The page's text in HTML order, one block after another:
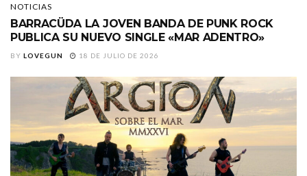
NOTICIAS
BARRACÜDA LA JOVEN BANDA DE PUNK ROCK
PUBLICA SU NUEVO SINGLE «MAR ADENTRO»
BY LOVEGUN 18 DE JULIO DE 2026